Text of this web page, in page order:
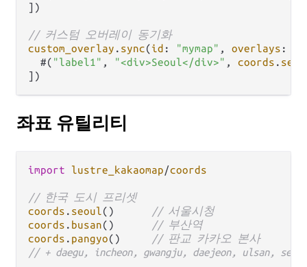
])
// 커스텀 오버레이 동기화
custom_overlay . sync(id : "mymap" , overlays : [
  #(
"label1" , "<div>Seoul</div>" , coords .
좌표 유틸리티
import lustre_kakaomap/coords
// 한국 도시 프리셋
coords . seoul()
// 서울시청
coords . busan()
// 부산역
coords . pangyo()
// 판교 카카오 본사
// + daegu, incheon, gwangju, daejeon, ulsan,